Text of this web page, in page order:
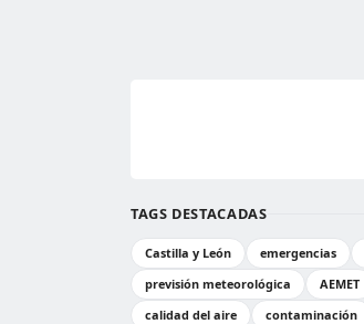
TAGS DESTACADAS
Castilla y León emergencias
previsión meteorológica
AEMET
calidad del aire
contaminación